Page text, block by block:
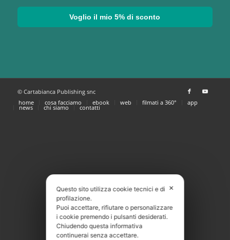
Voglio il mio 5% di sconto
© Cartabianca Publishing snc
home
cosa facciamo ebook web filmati a 360° app
news chi siamo contatti
✕
Questo sito utilizza cookie tecnici e di
profilazione.
Puoi accettare, rifiutare o personalizzare
i cookie premendo i pulsanti desiderati.
Chiudendo questa informativa
continuerai senza accettare.